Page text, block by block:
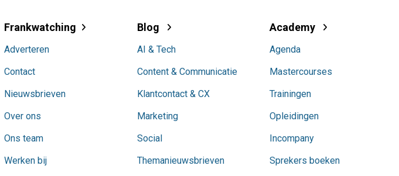
Frankwatching
Adverteren
Contact
Nieuwsbrieven
Over ons
Ons team
Werken bij
Blog
AI & Tech
Content & Communicatie
Klantcontact & CX
Marketing
Social
Themanieuwsbrieven
Academy
Agenda
Mastercourses
Trainingen
Opleidingen
Incompany
Sprekers boeken